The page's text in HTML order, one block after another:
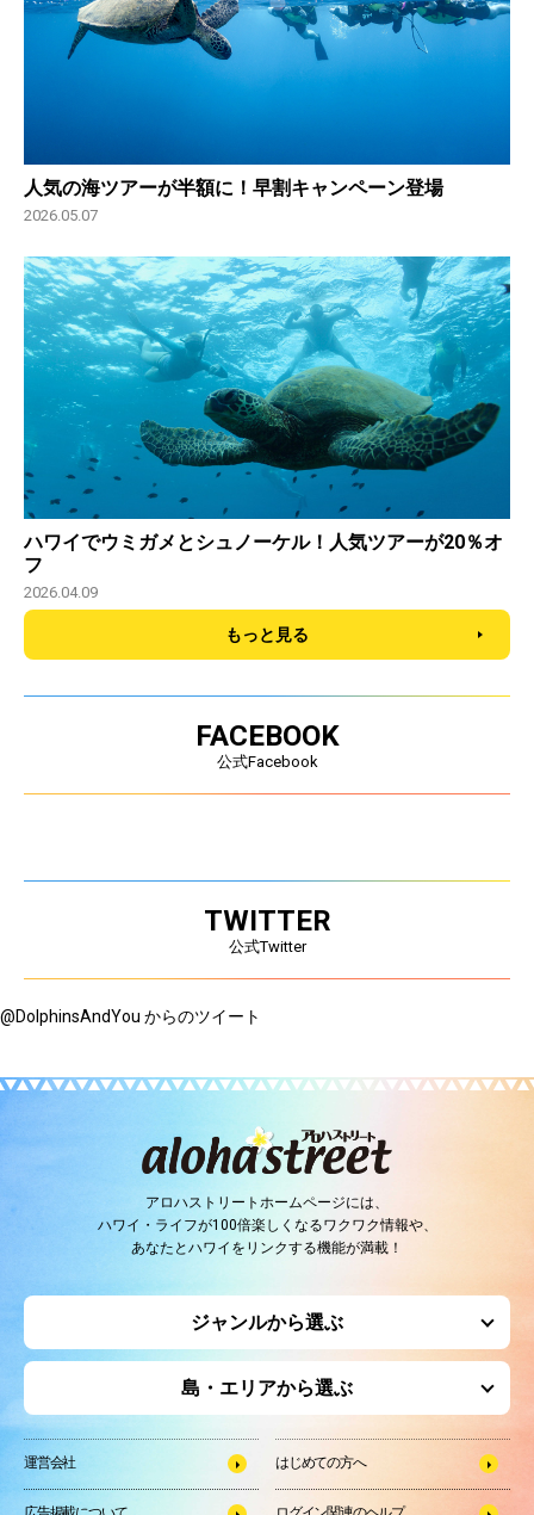
人気の海ツアーが半額に！早割キャンペーン登場
2026.05.07
ハワイでウミガメとシュノーケル！人気ツアーが20％オ
フ
2026.04.09
もっと見る
FACEBOOK
公式Facebook
TWITTER
公式Twitter
@DolphinsAndYou からのツイート
アロハストリートホームページには、
ハワイ・ライフが100倍楽しくなるワクワク情報や、
あなたとハワイをリンクする機能が満載！
ジャンルから選ぶ
島・エリアから選ぶ
運営会社 はじめての方へ